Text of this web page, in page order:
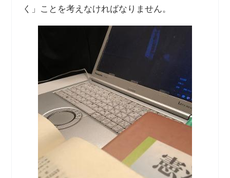
く」ことを考えなければなりません。